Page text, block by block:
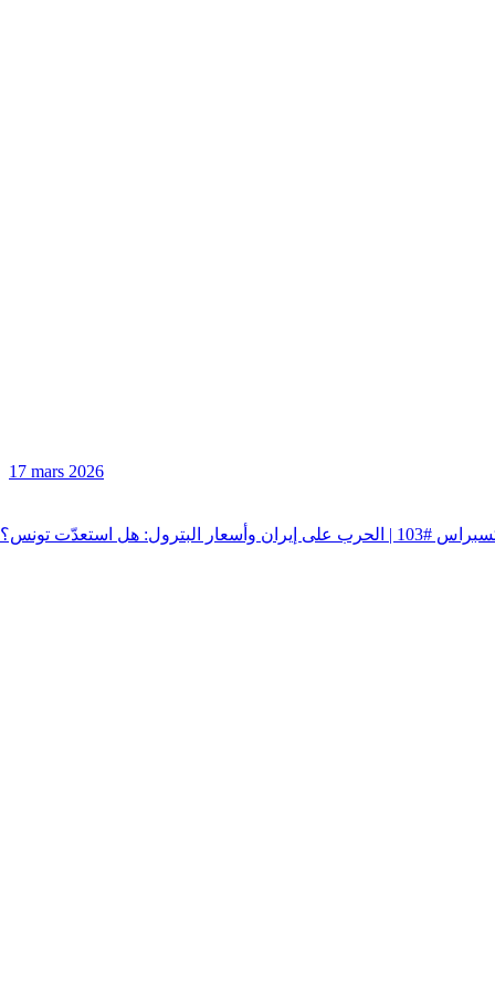
17 mars 2026
| الحرب على إيران وأسعار البترول: هل استعدّت تونس؟